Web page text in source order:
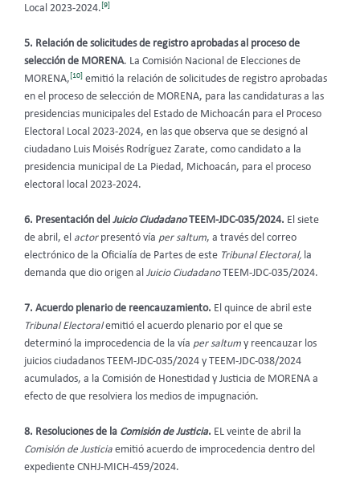
Local 2023-2024.[9]
5. Relación de solicitudes de registro aprobadas al proceso de
selección de MORENA. La Comisión Nacional de Elecciones de
MORENA,[10] emitió la relación de solicitudes de registro aprobadas
en el proceso de selección de MORENA, para las candidaturas a las
presidencias municipales del Estado de Michoacán para el Proceso
Electoral Local 2023-2024, en las que observa que se designó al
ciudadano Luis Moisés Rodríguez Zarate, como candidato a la
presidencia municipal de La Piedad, Michoacán, para el proceso
electoral local 2023-2024.
6. Presentación del Juicio Ciudadano TEEM-JDC-035/2024. El siete
de abril, el actorpresentó vía per saltum, a través del correo
electrónico de la Oficialía de Partes de este Tribunal Electoral, la
demanda que dio origen al Juicio Ciudadano TEEM-JDC-035/2024.
7. Acuerdo plenario de reencauzamiento. El quince de abril este
Tribunal Electoralemitió el acuerdo plenario por el que se
determinó la improcedencia de la vía per saltum y reencauzar los
juicios ciudadanos TEEM-JDC-035/2024 y TEEM-JDC-038/2024
acumulados, a la Comisión de Honestidad y Justicia de MORENA a
efecto de que resolviera los medios de impugnación.
8. Resoluciones de la Comisión de Justicia. EL veinte de abril la
Comisión de Justicia emitió acuerdo de improcedencia dentro del
expediente CNHJ-MICH-459/2024.